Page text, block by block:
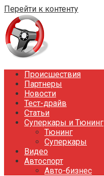
Перейти к контенту
Происшествия
Партнеры
Новости
Тест-драйв
Статьи
Суперкары и Тюнинг
Тюнинг
Суперкары
Видео
Автоспорт
Авто-бизнес